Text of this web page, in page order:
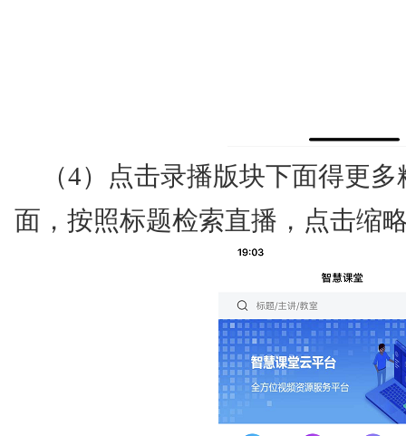
（4）点击录播版块下面得更
面，按照标题检索直播，点击缩